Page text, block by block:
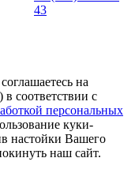
43
на
соответствии с
персональных
куки-
настойки Вашего
наш сайт.